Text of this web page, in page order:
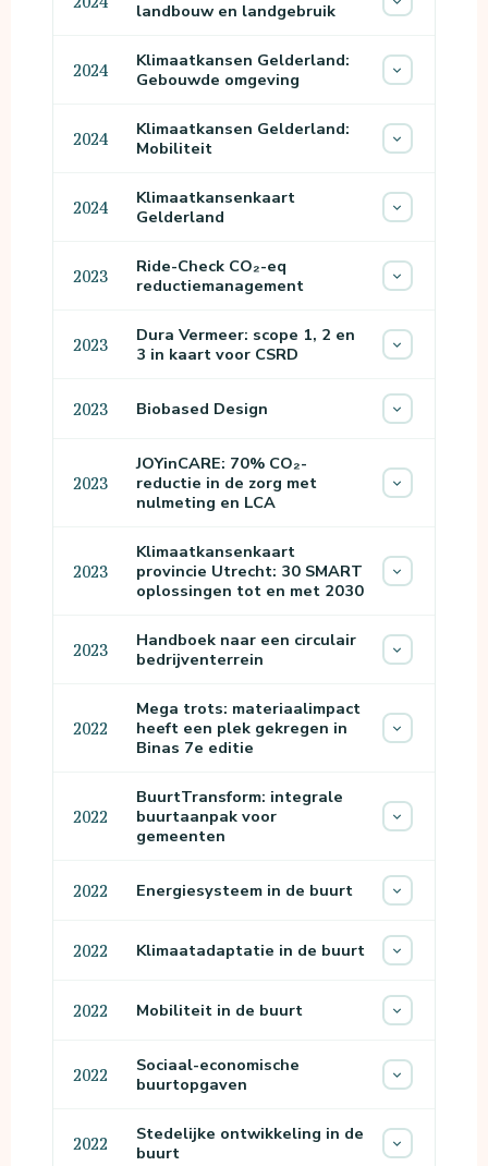
landbouw en landgebruik
2024
Klimaatkansen Gelderland:
Gebouwde omgeving
2024
Klimaatkansen Gelderland:
Mobiliteit
2024
Klimaatkansenkaart
Gelderland
2023
Ride-Check CO₂-eq
reductiemanagement
2023
Dura Vermeer: scope 1, 2 en
3 in kaart voor CSRD
2023 Biobased Design
2023
JOYinCARE: 70% CO₂-
reductie in de zorg met
nulmeting en LCA
2023
Klimaatkansenkaart
provincie Utrecht: 30 SMART
oplossingen tot en met 2030
2023
Handboek naar een circulair
bedrijventerrein
2022
Mega trots: materiaalimpact
heeft een plek gekregen in
Binas 7e editie
2022
BuurtTransform: integrale
buurtaanpak voor
gemeenten
2022 Energiesysteem in de buurt
2022 Klimaatadaptatie in de buurt
2022 Mobiliteit in de buurt
2022
Sociaal-economische
buurtopgaven
2022
Stedelijke ontwikkeling in de
buurt